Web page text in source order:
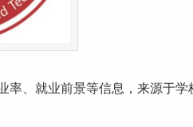
率、 就业前景等信息，来源于学